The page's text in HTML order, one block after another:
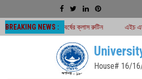
BREAKING NEWS :
ক্লাস রুটিন এইচ এস সি বোর্ড পরীক্ষা -২০২৬
House# 16/